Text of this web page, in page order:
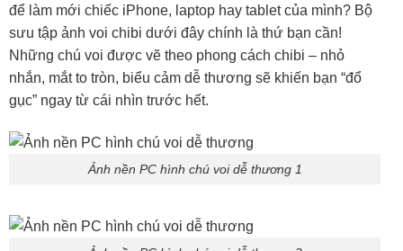
để làm mới chiếc iPhone, laptop hay tablet của mình? Bộ
sưu tập ảnh voi chibi dưới đây chính là thứ bạn cần!
Những chú voi được vẽ theo phong cách chibi – nhỏ
nhắn, mắt to tròn, biểu cảm dễ thương sẽ khiến bạn “đổ
gục” ngay từ cái nhìn trước hết.
Ảnh nền PC hình chú voi dễ thương 1